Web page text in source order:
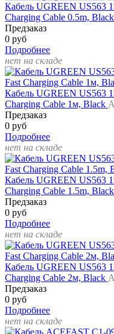
Кабель UGREEN US563
Charging Cable 0.5m, Black
Предзаказ
0 руб
Подробнее
нет на складе
Кабель UGREEN US563
Charging Cable 1м, Black
Предзаказ
0 руб
Подробнее
нет на складе
Кабель UGREEN US563
Charging Cable 1.5m, Black
Предзаказ
0 руб
Подробнее
нет на складе
Кабель UGREEN US563
Charging Cable 2м, Black
Предзаказ
0 руб
Подробнее
нет на складе